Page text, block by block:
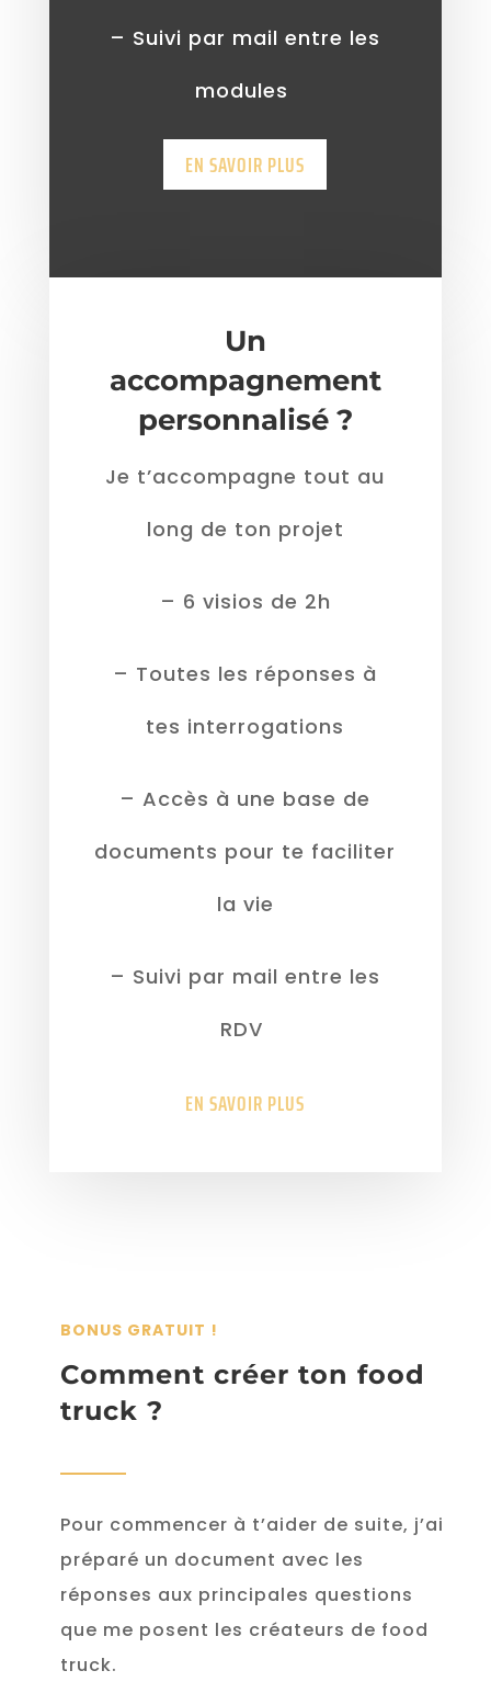
– Suivi par mail entre les
modules
EN SAVOIR PLUS
Un
accompagnement
personnalisé ?
Je t’accompagne tout au
long de ton projet
– 6 visios de 2h
– Toutes les réponses à
tes interrogations
– Accès à une base de
documents pour te faciliter
la vie
– Suivi par mail entre les
RDV
EN SAVOIR PLUS
BONUS GRATUIT !
Comment créer ton food
truck ?
Pour commencer à t’aider de suite, j’ai
préparé un document avec les
réponses aux principales questions
que me posent les créateurs de food
truck.